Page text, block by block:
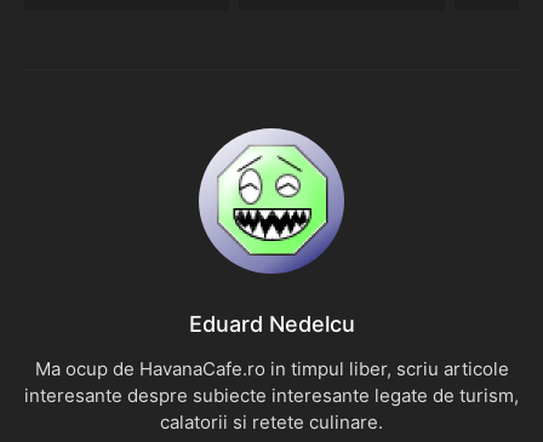
Eduard Nedelcu
Ma ocup de HavanaCafe.ro in timpul liber, scriu articole
interesante despre subiecte interesante legate de turism,
calatorii si retete culinare.